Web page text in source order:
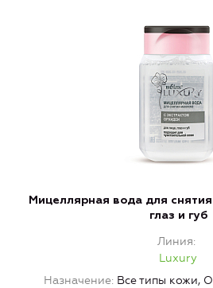
Мицеллярная вода для
глаз и губ
Линия
Luxury
Назначение Все типы кожи,